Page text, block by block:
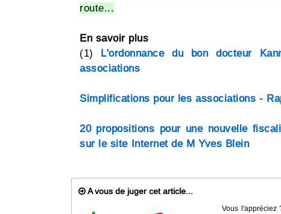
route...
En savoir plus
(1)
L'ordonnance du bon docteur
associations
Simplifications pour les associations -
20 propositions pour une nouvelle
sur le site Internet de M Yves Blein
A vous de juger cet article...
Vous l'appréciez